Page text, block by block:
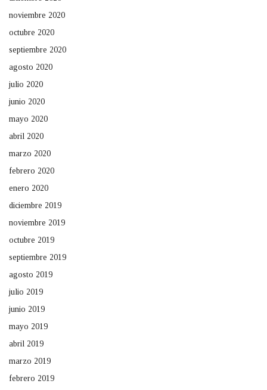
noviembre 2020
octubre 2020
septiembre 2020
agosto 2020
julio 2020
junio 2020
mayo 2020
abril 2020
marzo 2020
febrero 2020
enero 2020
diciembre 2019
noviembre 2019
octubre 2019
septiembre 2019
agosto 2019
julio 2019
junio 2019
mayo 2019
abril 2019
marzo 2019
febrero 2019